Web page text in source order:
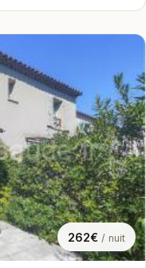
262€ / nuit